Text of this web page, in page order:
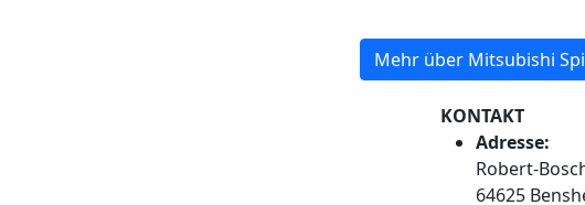
Mehr über Mitsubishi
KONTAKT
Adresse:
Robert-
64625